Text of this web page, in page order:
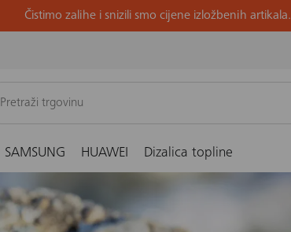
Čistimo zalihe i snizili smo cijene izložbenih artikala.
SAMSUNG HUAWEI Dizalica topline